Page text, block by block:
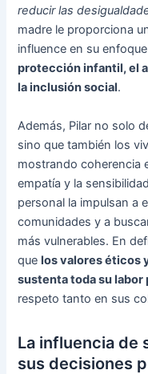
reducir las
madre le proporciona
influence en su
protección infantil, el
la inclusión social.
Además, Pilar no solo
sino que también los
mostrando coherencia
empatía y la
personal la impulsan a
comunidades y a
más vulnerables. En
quelos valores éticos
sustenta toda su labor
respeto tanto en sus
La influencia de
sus decisiones